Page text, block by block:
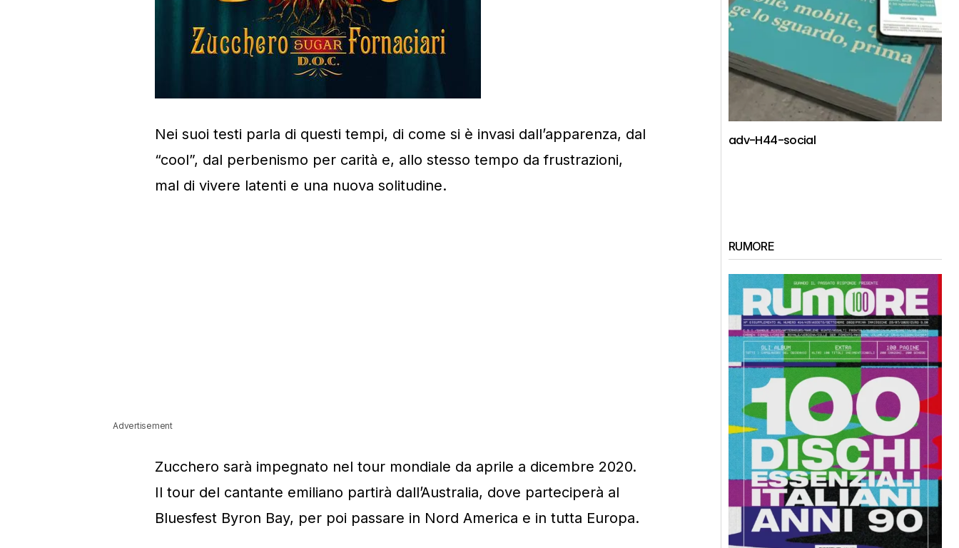
Nei suoi testi parla di questi tempi, di come si è invasi dall’apparenza, dal
“cool”, dal perbenismo per carità e, allo stesso tempo da frustrazioni,
mal di vivere latenti e una nuova solitudine.
Advertisement
Zucchero sarà impegnato nel tour mondiale da aprile a dicembre 2020.
Il tour del cantante emiliano partirà dall’Australia, dove parteciperà al
Bluesfest Byron Bay, per poi passare in Nord America e in tutta Europa.
adv-H44-social
RUMORE